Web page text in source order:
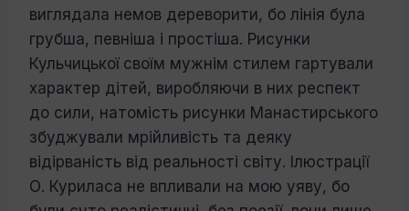
виглядала немов де­реворити, бо лінія була
грубша, певніша і простіша. Рисунки
Кульчицької своїм мужнім стилем гартували
характер дітей, виробляючи в них респект
до сили, нато­мість рисунки Манастирського
збуджували мрійливість та деяку
відірваність від ре­альності світу. Ілюстрації
О. Куриласа не впливали на мою уяву, бо